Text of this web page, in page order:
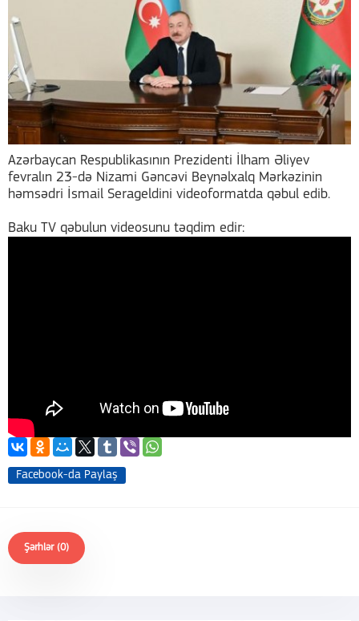
Azərbaycan Respublikasının Prezidenti İlham Əliyev
fevralın 23-də Nizami Gəncəvi Beynəlxalq Mərkəzinin
həmsədri İsmail Serageldini videoformatda qəbul edib.
Baku TV qəbulun videosunu təqdim edir:
Facebook-da Paylaş
Şərhlər (0)